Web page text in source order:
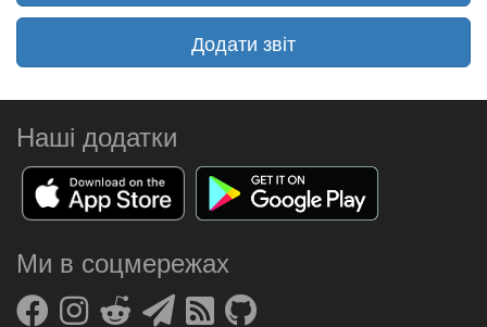
Додати звіт
Наші додатки
Ми в соцмережах